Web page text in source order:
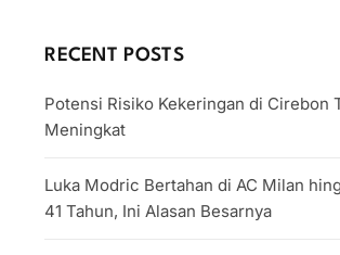
RECENT POSTS
Potensi Risiko Kekeringan di Cirebon
Meningkat
Luka Modric Bertahan di AC Milan
41 Tahun, Ini Alasan Besarnya